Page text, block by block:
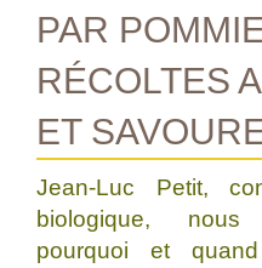
PAR
RÉCOLTES
ET
Jean-Luc Petit,
biologique, nous
pourquoi et